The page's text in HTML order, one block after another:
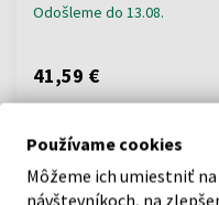
Odošleme do 13.08.
41,59 €
Používame cookies
Môžeme ich umiestniť
návštevníkoch, na